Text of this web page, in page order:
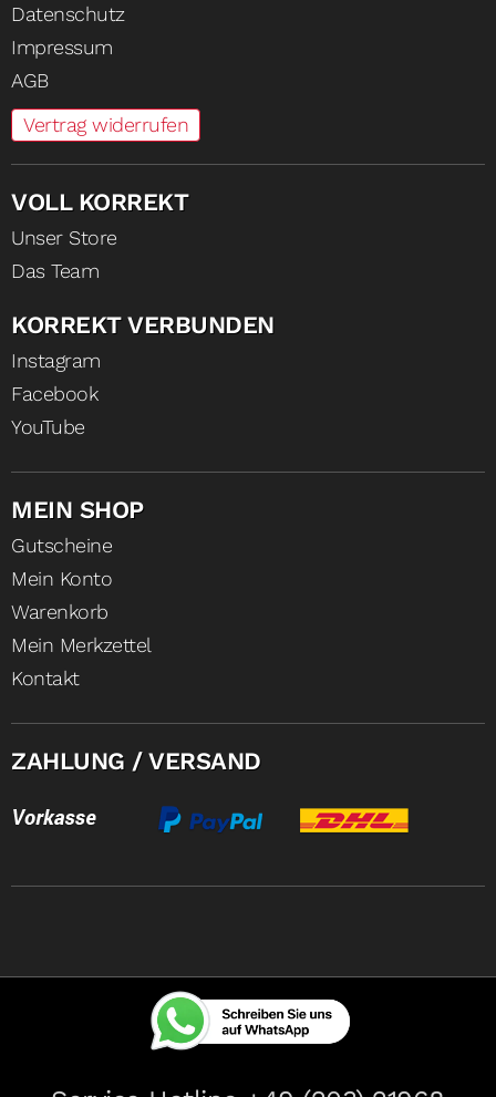
Datenschutz
Impressum
AGB
Vertrag widerrufen
VOLL KORREKT
Unser Store
Das Team
KORREKT VERBUNDEN
Instagram
Facebook
YouTube
MEIN SHOP
Gutscheine
Mein Konto
Warenkorb
Mein Merkzettel
Kontakt
ZAHLUNG / VERSAND